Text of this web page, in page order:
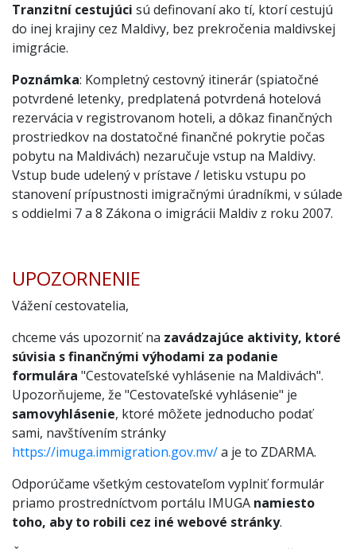
Tranzitní cestujúci sú definovaní ako tí, ktorí cestujú
do inej krajiny cez Maldivy, bez prekročenia maldivskej
imigrácie.
Poznámka: Kompletný cestovný itinerár (spiatočné
potvrdené letenky, predplatená potvrdená hotelová
rezervácia v registrovanom hoteli, a dôkaz finančných
prostriedkov na dostatočné finančné pokrytie počas
pobytu na Maldivách) nezaručuje vstup na Maldivy.
Vstup bude udelený v prístave / letisku vstupu po
stanovení prípustnosti imigračnými úradníkmi, v súlade
s oddielmi 7 a 8 Zákona o imigrácii Maldiv z roku 2007.
UPOZORNENIE
Vážení cestovatelia,
chceme vás upozorniť na zavádzajúce aktivity, ktoré
súvisia s finančnými výhodami za podanie
formulára "Cestovateľské vyhlásenie na Maldivách".
Upozorňujeme, že "Cestovateľské vyhlásenie" je
samovyhlásenie, ktoré môžete jednoducho podať
sami, navštívením stránky
https://imuga.immigration.gov.mv/a je to ZDARMA.
Odporúčame všetkým cestovateľom vyplniť formulár
priamo prostredníctvom portálu IMUGA namiesto
toho, aby to robili cez iné webové stránky.